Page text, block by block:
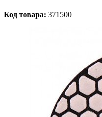
Код товара: 371500